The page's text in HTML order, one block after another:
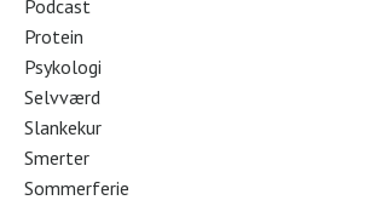
Podcast
Protein
Psykologi
Selvværd
Slankekur
Smerter
Sommerferie